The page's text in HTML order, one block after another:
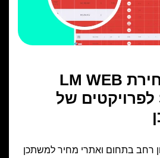
היתרונות בבחירת LM WEB
SOLUTIONS לפרויקטים של
רחב בתחום ואתרי מחיר למשתכן